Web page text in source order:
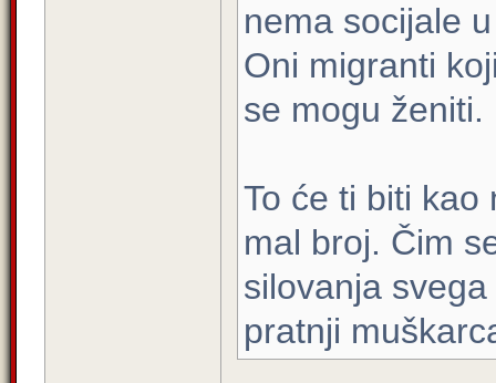
nema socijale
Oni migranti
se mogu ženiti.
To će ti biti kao
mal broj. Čim
silovanja
pratnji